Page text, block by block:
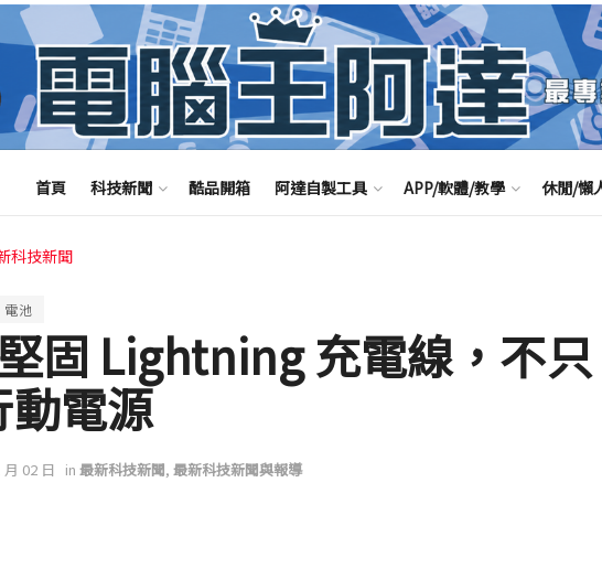
首頁 科技新聞 酷品開箱 阿達自製工具 APP/軟體/教學 休閒/懶
科技新聞
電池
固 Lightning 充電線，不只
電源
02 日 in 最新科技新聞, 最新科技新聞與報導